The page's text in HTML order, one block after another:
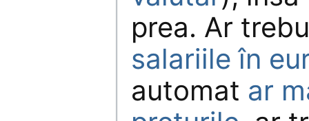
prea. Ar
salariile în
automat ar